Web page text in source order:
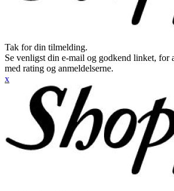
Tak for din tilmelding.
Se venligst din e-mail og godkend linket, for
med rating og anmeldelserne.
x